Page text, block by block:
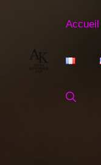
Accueil